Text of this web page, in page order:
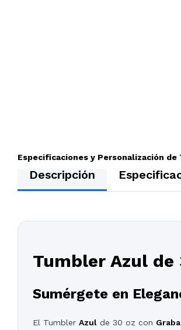
Especificaciones y Personalización de
Descripción
Tumbler Azul de
Sumérgete en
El Tumbler Azul de 30 oz con